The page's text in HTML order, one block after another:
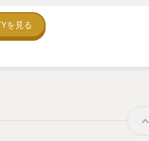
を見る